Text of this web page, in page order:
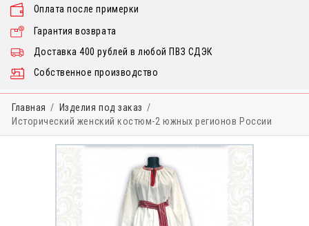
Собственное производство
Оплата после примерки
Гарантия возврата
Доставка 400 рублей в любой ПВЗ СДЭК
Главная
Изделия под заказ
Исторический женский костюм-2 южных регионов России